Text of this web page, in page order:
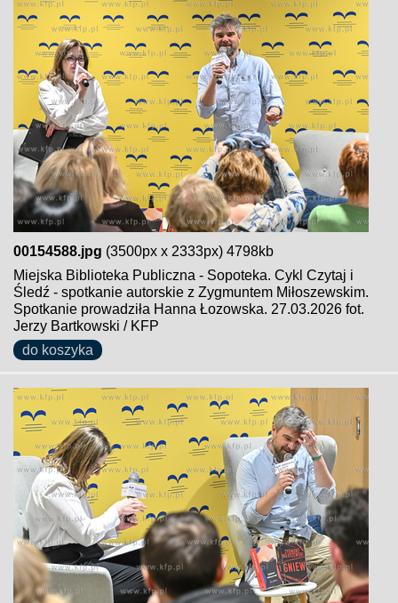
00154588.jpg (3500px x 2333px) 4798kb
Miejska Biblioteka Publiczna - Sopoteka. Cykl Czytaj i
Śledź - spotkanie autorskie z Zygmuntem Miłoszewskim.
Spotkanie prowadziła Hanna Łozowska. 27.03.2026 fot.
Jerzy Bartkowski / KFP
do koszyka